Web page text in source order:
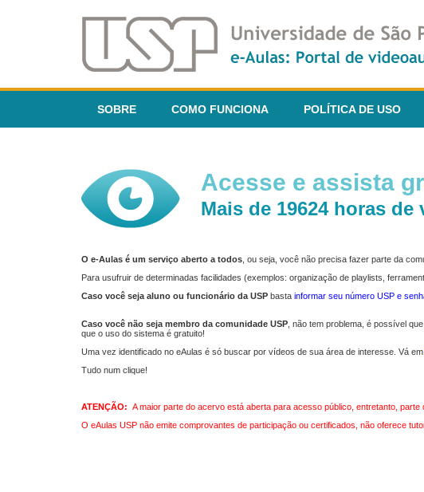
SOBRE COMO FUNCIONA POLÍTICA DE USO
Acesse e assista
Mais de 19624 horas de
O e-Aulas é um serviço aberto a todos , ou seja, você não precisa fazer parte da
Para usufruir de determinadas facilidades (exemplos: organização de playlists,
Caso você seja aluno ou funcionário da USP basta informar seu número USP e
Caso você não seja membro da comunidade USP , não tem problema, é possível
que o uso do sistema é gratuito!
Uma vez identificado no eAulas é só buscar por vídeos de sua área de interesse. Vá em
Tudo num clique!
ATENÇÃO: A maior parte do acervo está aberta para acesso público, entretanto,
O eAulas USP não emite comprovantes de participação ou certificados, não oferece